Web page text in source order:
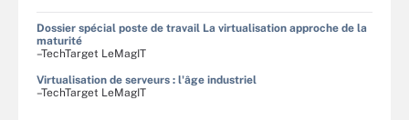
Dossier spécial poste de travail La virtualisation approche de la
maturité
–TechTarget LeMagIT
Virtualisation de serveurs : l'âge industriel
–TechTarget LeMagIT